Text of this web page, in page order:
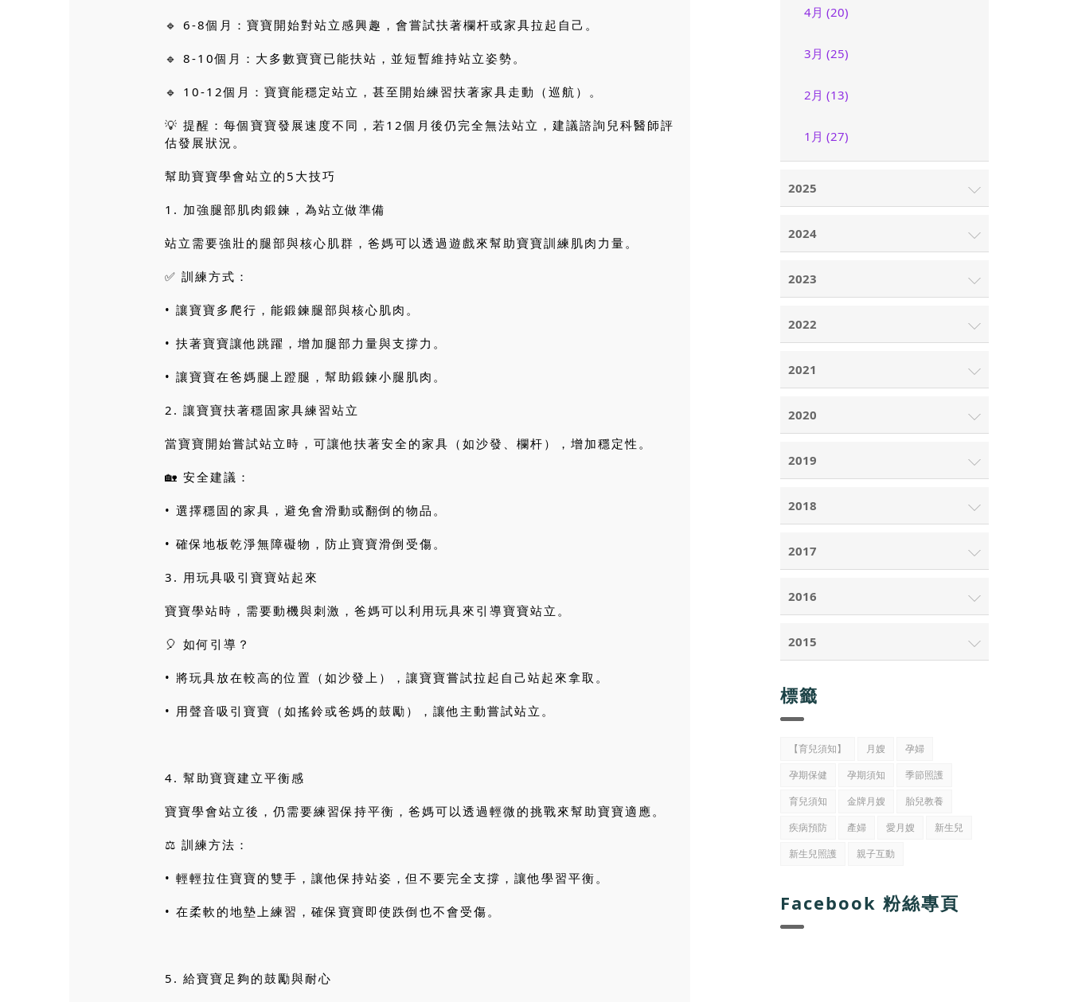
🔹 6-8個月：寶寶開始對站立感興趣，會嘗試扶著欄杆或家具拉起自己。
🔹 8-10個月：大多數寶寶已能扶站，並短暫維持站立姿勢。
🔹 10-12個月：寶寶能穩定站立，甚至開始練習扶著家具走動（巡航）。
💡 提醒：每個寶寶發展速度不同，若12個月後仍完全無法站立，建議諮詢兒科醫師評
估發展狀況。
幫助寶寶學會站立的5大技巧
1. 加強腿部肌肉鍛鍊，為站立做準備
站立需要強壯的腿部與核心肌群，爸媽可以透過遊戲來幫助寶寶訓練肌肉力量。
✅ 訓練方式：
• 讓寶寶多爬行，能鍛鍊腿部與核心肌肉。
• 扶著寶寶讓他跳躍，增加腿部力量與支撐力。
• 讓寶寶在爸媽腿上蹬腿，幫助鍛鍊小腿肌肉。
2. 讓寶寶扶著穩固家具練習站立
當寶寶開始嘗試站立時，可讓他扶著安全的家具（如沙發、欄杆），增加穩定性。
🏡 安全建議：
• 選擇穩固的家具，避免會滑動或翻倒的物品。
• 確保地板乾淨無障礙物，防止寶寶滑倒受傷。
3. 用玩具吸引寶寶站起來
寶寶學站時，需要動機與刺激，爸媽可以利用玩具來引導寶寶站立。
🎈 如何引導？
• 將玩具放在較高的位置（如沙發上），讓寶寶嘗試拉起自己站起來拿取。
• 用聲音吸引寶寶（如搖鈴或爸媽的鼓勵），讓他主動嘗試站立。
4. 幫助寶寶建立平衡感
寶寶學會站立後，仍需要練習保持平衡，爸媽可以透過輕微的挑戰來幫助寶寶適應。
⚖ 訓練方法：
• 輕輕拉住寶寶的雙手，讓他保持站姿，但不要完全支撐，讓他學習平衡。
• 在柔軟的地墊上練習，確保寶寶即使跌倒也不會受傷。
5. 給寶寶足夠的鼓勵與耐心
4月 (20)
3月 (25)
2月 (13)
1月 (27)
2025
2024
2023
2022
2021
2020
2019
2018
2017
2016
2015
標籤
【育兒須知】 月嫂
孕婦
孕期保健
孕期須知
季節照護
育兒須知
金牌月嫂
胎兒教養
疾病預防
產婦 愛月嫂
新生兒
新生兒照護
親子互動
Facebook 粉絲專頁